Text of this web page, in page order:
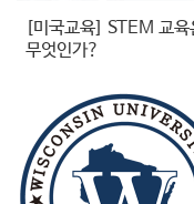
[미국교육] STEM 교육
무엇인가?